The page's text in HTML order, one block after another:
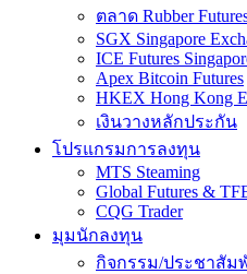
ตลาด Rubber
SGX Singapore
ICE Futures
Apex Bitcoin Futures
HKEX Hong Kong
เงินวางหลักประกัน
โปรแกรมการลงทุน
MTS Steaming
Global Futures &
CQG Trader
มุมนักลงทุน
กิจกรรม/ประชาสัม